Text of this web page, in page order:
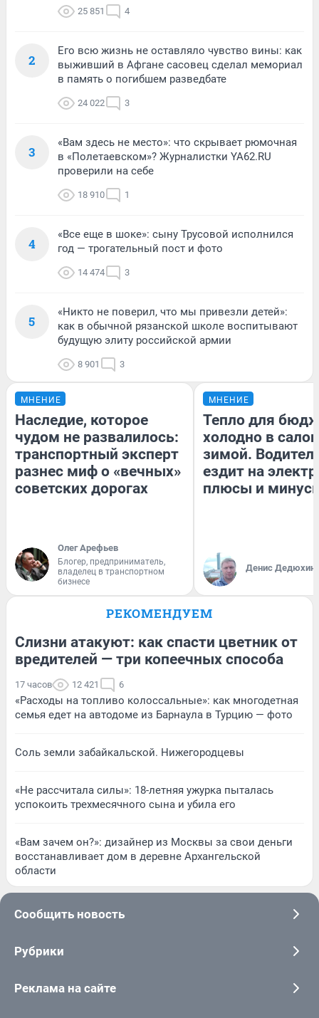
25 851 4
2
Его всю жизнь не оставляло чувство вины: как
выживший в Афгане сасовец сделал мемориал
в память о погибшем разведбате
24 022 3
3
«Вам здесь не место»: что скрывает рюмочная
в «Полетаевском»? Журналистки YA62.RU
проверили на себе
18 910 1
4
«Все еще в шоке»: сыну Трусовой исполнился
год — трогательный пост и фото
14 474 3
5
«Никто не поверил, что мы привезли детей»:
как в обычной рязанской школе воспитывают
будущую элиту российской армии
8 901 3
МНЕНИЕ
Наследие, которое
чудом не развалилось:
транспортный эксперт
разнес миф о «вечных»
советских дорогах
Олег Арефьев
Блогер, предприниматель,
владелец в транспортном
бизнесе
МНЕНИЕ
Тепло для
холодно в
зимой.
ездит на
плюсы и
Денис Дедюхин
РЕКОМЕНДУЕМ
Слизни атакуют: как спасти цветник от
вредителей — три копеечных способа
17 часов 12 421 6
«Расходы на топливо колоссальные»: как многодетная
семья едет на автодоме из Барнаула в Турцию — фото
Соль земли забайкальской. Нижегородцевы
«Не рассчитала силы»: 18-летняя ужурка пыталась
успокоить трехмесячного сына и убила его
«Вам зачем он?»: дизайнер из Москвы за свои деньги
восстанавливает дом в деревне Архангельской
области
Сообщить новость
Рубрики
Реклама на сайте